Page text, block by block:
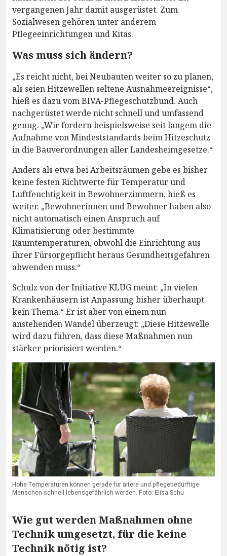
vergangenen Jahr damit ausgerüstet. Zum
Sozialwesen gehören unter anderem
Pflegeeinrichtungen und Kitas.
Was muss sich ändern?
„Es reicht nicht, bei Neubauten weiter so zu planen,
als seien Hitzewellen seltene Ausnahmeereignisse“,
hieß es dazu vom BIVA-Pflegeschutzbund. Auch
nachgerüstet werde nicht schnell und umfassend
genug. „Wir fordern beispielsweise seit langem die
Aufnahme von Mindeststandards beim Hitzeschutz
in die Bauverordnungen aller Landesheimgesetze.“
Anders als etwa bei Arbeitsräumen gebe es bisher
keine festen Richtwerte für Temperatur und
Luftfeuchtigkeit in Bewohnerzimmern, hieß es
weiter. „Bewohnerinnen und Bewohner haben also
nicht automatisch einen Anspruch auf
Klimatisierung oder bestimmte
Raumtemperaturen, obwohl die Einrichtung aus
ihrer Fürsorgepflicht heraus Gesundheitsgefahren
abwenden muss.“
Schulz von der Initiative KLUG meint: „In vielen
Krankenhäusern ist Anpassung bisher überhaupt
kein Thema.“ Er ist aber von einem nun
anstehenden Wandel überzeugt: „Diese Hitzewelle
wird dazu führen, dass diese Maßnahmen nun
stärker priorisiert werden.“
Hohe Temperaturen können gerade für ältere und pflegebedürftige
Menschen schnell lebensgefährlich werden. Foto: Elisa Schu
Wie gut werden Maßnahmen ohne
Technik umgesetzt, für die keine
Technik nötig ist?